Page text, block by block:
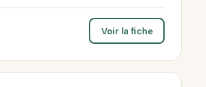
Voir la fiche